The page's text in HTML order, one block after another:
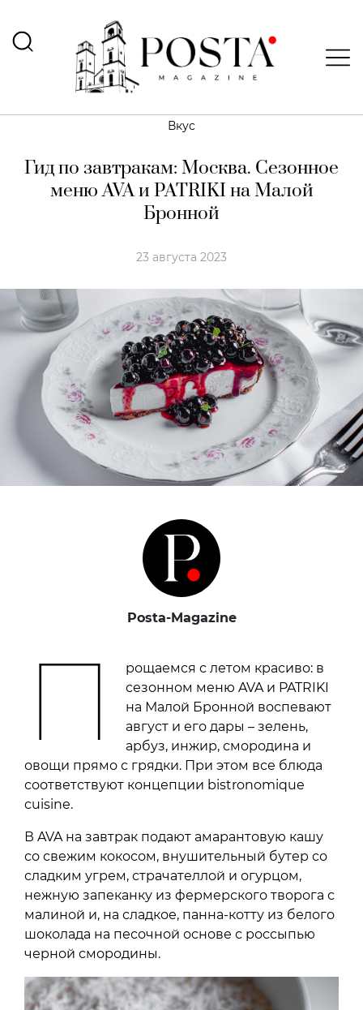
Вкус
Гид по завтракам: Москва. Сезонное
меню AVA и PATRIKI на Малой
Бронной
23 августа 2023
Posta-Magazine
П
рощаемся с летом красиво: в
сезонном меню AVA и PATRIKI
на Малой Бронной воспевают
август и его дары – зелень,
арбуз, инжир, смородина и
овощи прямо с грядки. При этом все блюда
соответствуют концепции bistronomique
cuisine.
В AVA на завтрак подают амарантовую кашу
со свежим кокосом, внушительный бутер со
сладким угрем, страчателлой и огурцом,
нежную запеканку из фермерского творога с
малиной и, на сладкое, панна-котту из белого
шоколада на песочной основе с россыпью
черной смородины.